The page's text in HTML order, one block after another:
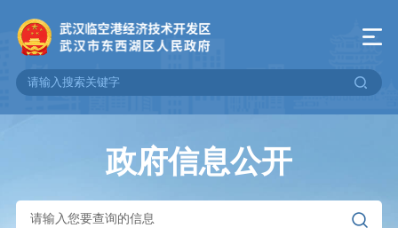
政府信息公开